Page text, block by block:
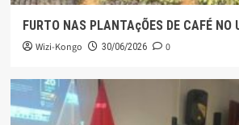
FURTO NAS PLANTAçÕES DE CAFÉ NO
Wizi-Kongo 30/06/2026 0